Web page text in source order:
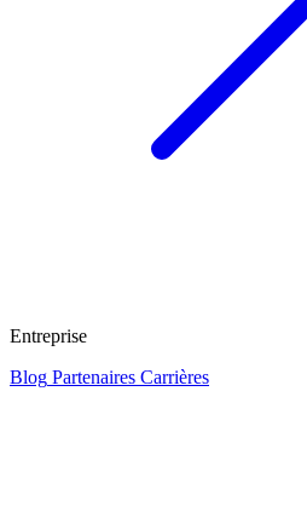
Entreprise
Blog Partenaires Carrières